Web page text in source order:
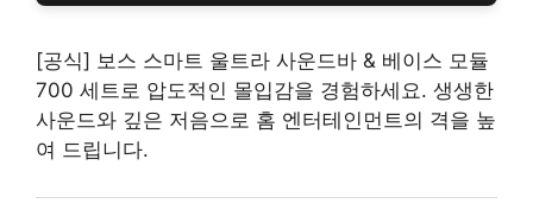
[공식] 보스 스마트 울트라 사운드바 & 베이스 모듈
700 세트로 압도적인 몰입감을 경험하세요. 생생한
사운드와 깊은 저음으로 홈 엔터테인먼트의 격을 높
여 드립니다.